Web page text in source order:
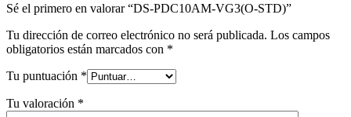
Sé el primero en valorar “DS-PDC10AM-VG3(O-STD)”
Tu dirección de correo electrónico no será publicada. Los campos
obligatorios están marcados con *
Tu puntuación *
Tu valoración *